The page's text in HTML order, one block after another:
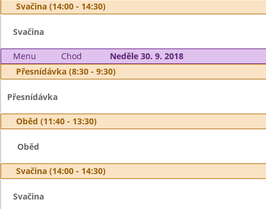
Svačina (14:00 - 14:30)
Svačina
Menu Chod
Neděle 30. 9. 2018
Přesnídávka (8:30 - 9:30)
Přesnídávka
Oběd (11:40 - 13:30)
Oběd
Svačina (14:00 - 14:30)
Svačina